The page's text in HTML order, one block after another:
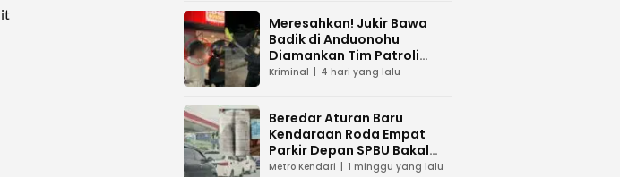
Meresahkan! Jukir Bawa
Badik di Anduonohu
Diamankan Tim Patroli
Polresta Kendari
Kriminal 4 hari yang lalu
Beredar Aturan Baru
Kendaraan Roda Empat
Parkir Depan SPBU Bakal
Dikenakan Pungutan Karcis
Metro Kendari 1 minggu yang lalu